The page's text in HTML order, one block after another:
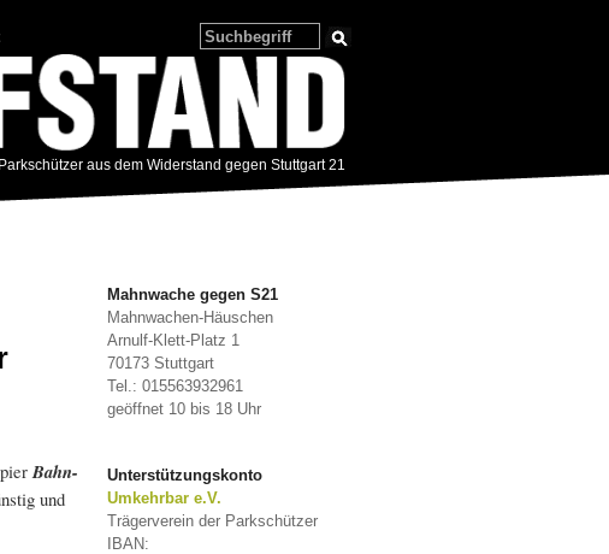
aus dem Widerstand gegen Stuttgart 21
Bahn-
und
Mahnwache gegen S21
Mahnwachen-Häuschen
Arnulf-Klett-Platz 1
70173 Stuttgart
Tel.: 015563932961
geöffnet 10 bis 18 Uhr
Unterstützungskonto
Umkehrbar e.V.
Trägerverein der Parkschützer
IBAN: